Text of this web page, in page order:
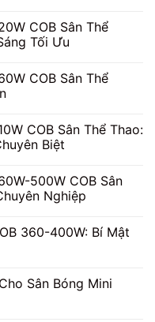
COB Sân Thể
Tối Ưu
COB Sân Thể
COB Sân Thể Thao:
Biệt
500W COB Sân
Nghiệp
360-400W: Bí Mật
Sân Bóng Mini